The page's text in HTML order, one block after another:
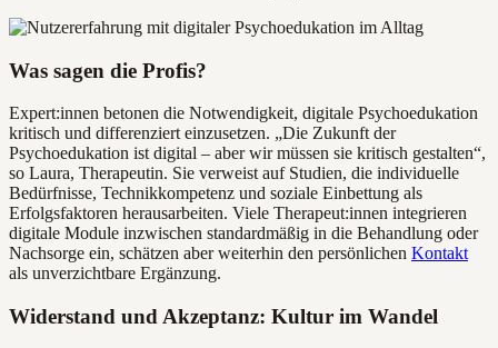
Was sagen die Profis?
Expert:innen betonen die Notwendigkeit, digitale Psychoedukation
kritisch und differenziert einzusetzen. „Die Zukunft der
Psychoedukation ist digital – aber wir müssen sie kritisch gestalten“,
so Laura, Therapeutin. Sie verweist auf Studien, die individuelle
Bedürfnisse, Technikkompetenz und soziale Einbettung als
Erfolgsfaktoren herausarbeiten. Viele Therapeut:innen integrieren
digitale Module inzwischen standardmäßig in die Behandlung oder
Nachsorge ein, schätzen aber weiterhin den persönlichen Kontakt
als unverzichtbare Ergänzung.
Widerstand und Akzeptanz: Kultur im Wandel